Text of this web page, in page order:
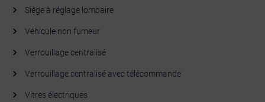
Siège à réglage lombaire
Véhicule non fumeur
Verrouillage centralisé
Verrouillage centralisé avec télécommande
Vitres électriques